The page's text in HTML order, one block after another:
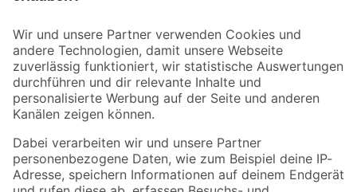
Der toom Newsletter: Keine Angebote und Aktionen mehr verpassen!
Zur Newsletter Anmeldung
Folge uns
Zahlungsarten Versandarten